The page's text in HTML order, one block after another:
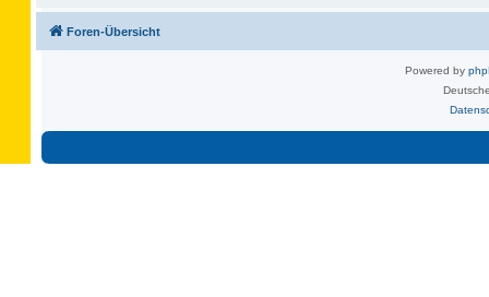
Foren-Übersicht
Powered by